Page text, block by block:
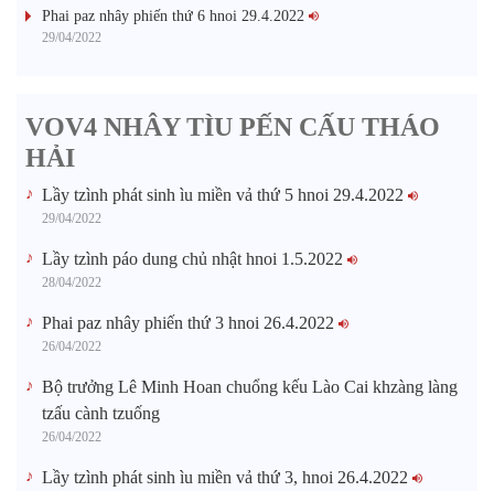
Phai paz nhây phiến thứ 6 hnoi 29.4.2022
29/04/2022
VOV4 NHÂY TÌU PẾN CẤU THÁO
HẢI
Lầy tzình phát sinh ìu miền vả thứ 5 hnoi 29.4.2022
29/04/2022
Lầy tzình páo dung chủ nhật hnoi 1.5.2022
28/04/2022
Phai paz nhây phiến thứ 3 hnoi 26.4.2022
26/04/2022
Bộ trưởng Lê Minh Hoan chuổng kếu Lào Cai khzàng làng
tzấu cành tzuống​
26/04/2022
Lầy tzình phát sinh ìu miền vả thứ 3, hnoi 26.4.2022